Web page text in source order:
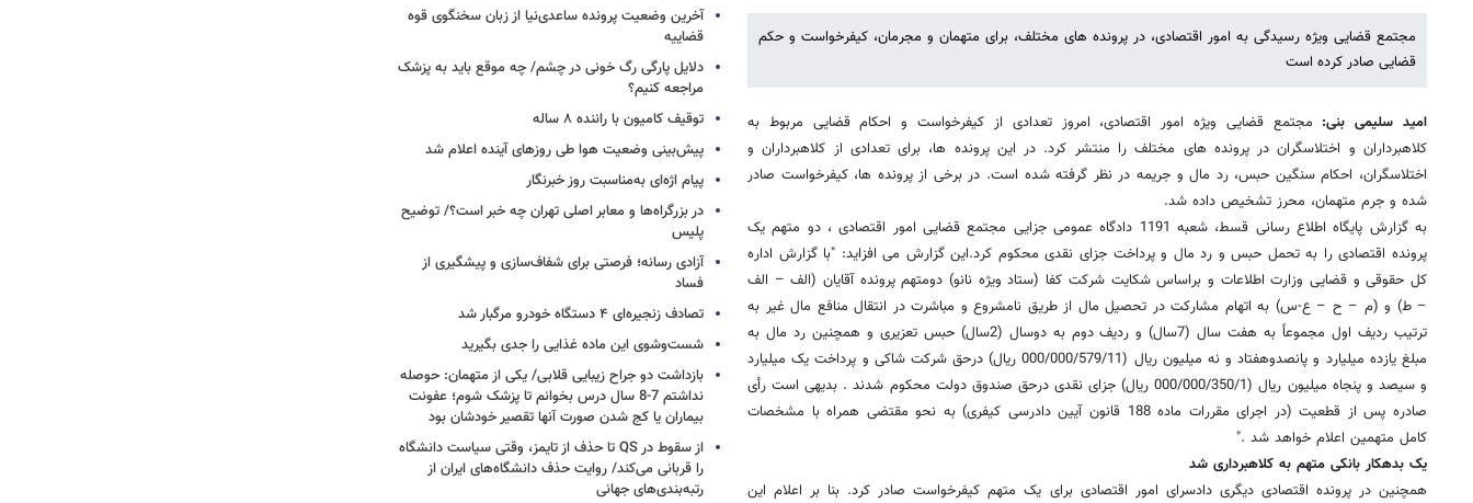
مجتمع قضایی ویژه رسیدگی به امور اقتصادی، در پرونده های مختلف، برای متهمان و مجرمان، کیفرخواست و حکم
قضایی صادر کرده است
امید سلیمی بنی: مجتمع قضایی ویژه امور اقتصادی، امروز تعدادی از کیفرخواست و احکام قضایی مربوط به
کلاهبرداران و اختلاسگران در پرونده های مختلف را منتشر کرد. در این پرونده ها، برای تعدادی از کلاهبرداران و
اختلاسگران، احکام سنگین حبس، رد مال و جریمه در نظر گرفته شده است. در برخی از پرونده ها، کیفرخواست صادر
شده و جرم متهمان، محرز تشخیص داده شد.
به گزارش پایگاه اطلاع رسانی قسط، شعبه 1191 دادگاه عمومی جزایی مجتمع قضایی امور اقتصادی ، دو متهم یک
پرونده اقتصادی را به تحمل حبس و رد مال و پرداخت جزای نقدی محکوم کرد.این گزارش می افزاید: "با گزارش اداره
کل حقوقی و قضایی وزارت اطلاعات و براساس شکایت شرکت کفا (ستاد ویژه نانو) دومتهم پرونده آقایان (الف – الف
– ط) و (م – ح – ع-س) به اتهام مشارکت در تحصیل مال از طریق نامشروع و مباشرت در انتقال منافع مال غیر به
ترتیب ردیف اول مجموعاً به هفت سال (7سال) و ردیف دوم به دوسال (2سال) حبس تعزیری و همچنین رد مال به
مبلغ یازده میلیارد و پانصدوهفتاد و نه میلیون ریال (000/000/579/11 ریال) درحق شرکت شاکی و پرداخت یک میلیارد
و سیصد و پنجاه میلیون ریال (000/000/350/1 ریال) جزای نقدی درحق صندوق دولت محکوم شدند . بدیهی است رأی
صادره پس از قطعیت (در اجرای مقررات ماده 188 قانون آیین دادرسی کیفری) به نحو مقتضی همراه با مشخصات
کامل متهمین اعلام خواهد شد ."
یک بدهکار بانکی متهم به کلاهبرداری شد
همچنین در پرونده اقتصادی دیگری دادسرای امور اقتصادی برای یک متهم کیفرخواست صادر کرد. بنا بر اعلام این
آخرین وضعیت پرونده ساعدی‌نیا از زبان سخنگوی قوه
قضاییه
دلایل پارگی رگ خونی در چشم/ چه موقع باید به پزشک
مراجعه کنیم؟
توقیف کامیون با راننده ۸ ساله
پیش‌بینی وضعیت هوا طی روزهای آینده اعلام شد
پیام اژه‌ای به‌مناسبت روز خبرنگار
در بزرگراه‌ها و معابر اصلی تهران چه خبر است؟/ توضیح
پلیس
آزادی رسانه؛ فرصتی برای شفاف‌سازی و پیشگیری از
فساد
تصادف زنجیره‌ای ۴ دستگاه خودرو مرگبار شد
شست‌وشوی این ماده غذایی را جدی بگیرید
بازداشت دو جراح زیبایی قلابی/ یکی از متهمان: حوصله
نداشتم 7-8 سال درس بخوانم تا پزشک شوم؛ عفونت
بیماران یا کج شدن صورت آنها تقصیر خودشان بود
از سقوط در QS تا حذف از تایمز، وقتی سیاست دانشگاه
را قربانی می‌کند/ روایت حذف دانشگاه‌های ایران از
رتبه‌بندی‌های جهانی